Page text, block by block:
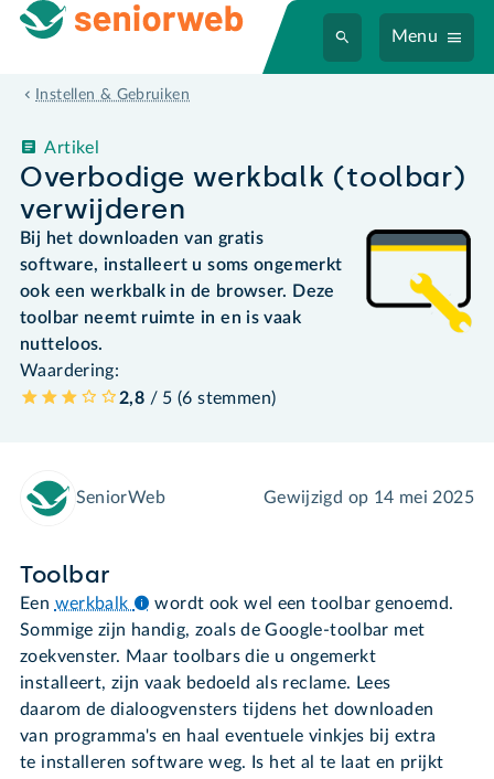
Menu
Instellen & Gebruiken
Overbodige werkbalk (toolbar)
verwijderen
Artikel
Bij het downloaden van gratis
software, installeert u soms ongemerkt
ook een werkbalk in de browser. Deze
toolbar neemt ruimte in en is vaak
nutteloos.
Waardering:
2,8 / 5 (6 stemmen)
SeniorWeb Gewijzigd op 14 mei 2025
Toolbar
Een werkbalk
wordt ook wel een toolbar genoemd.
Sommige zijn handig, zoals de Google-toolbar met
zoekvenster. Maar toolbars die u ongemerkt
installeert, zijn vaak bedoeld als reclame. Lees
daarom de dialoogvensters tijdens het downloaden
van programma's en haal eventuele vinkjes bij extra
te installeren software weg. Is het al te laat en prijkt